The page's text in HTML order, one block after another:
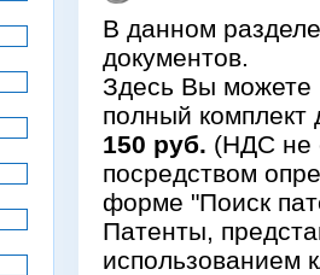
В данном
документов.
Здесь Вы можете
полный комплект
150 руб. (НДС не
посредством
форме "Поиск
Патенты,
использованием